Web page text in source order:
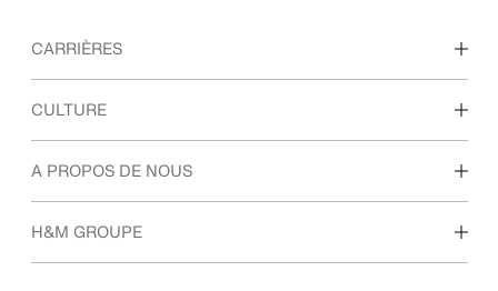
CARRIÈRES
Nos métiers
CULTURE
Notre culture, nos valeurs et nos avantages
A PROPOS DE NOUS
Qui sommes-nous ?
H&M GROUPE